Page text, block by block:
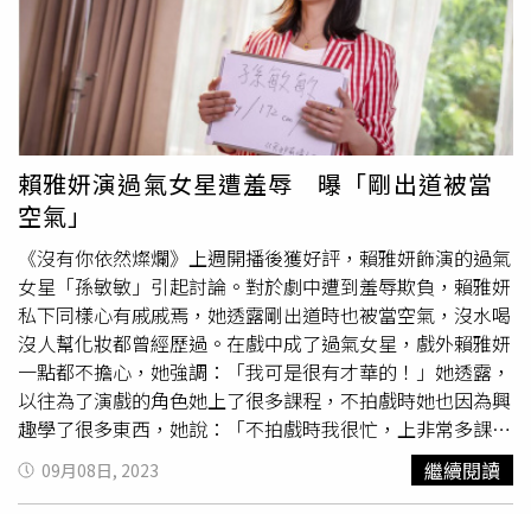
傻萌感，「她一個不經意的小動作，會覺得天啊好可愛，非
常期待接下來的對戲，也期許這次的演出能呈現自己不同的
樣貌。」資深演員狄志杰一改溫和形象，挑戰綁架犯致和一
角，狄志杰提到最挑戰的是角色的不幸福，「所以會更珍惜
自己真實擁有的一切，之前也較少演出這一類的角色，希望
能讓大家看見我表演的另一面。」李宗霖再度披上制服飾演
高中生承雋，角色出場雖然不多，卻有著豐富細膩的心理層
次，對於逆齡演出高中生，李宗霖笑稱：「我就是一個有著
三十歲歷練，十三歲熱情的人。」
材」遭劇組同仁嘲笑，她回憶某次為戲拍攝花絮時，在鏡頭
前被虧：「因為劇組伙食好，越吃越大隻。」從高中就是偏
厚片體型的她說當下完全不知道怎麼反應，還跟著在鏡頭前
陪笑，「結果回家後忍不住哭了。」而面對被別人在鏡頭前
嘲笑，她感覺所有努力都白費了，但也因此體悟到不論有意
或無心，都不要隨意批評別人的外型。對於在過去遇上不公
平的對待，卻在劇中飾演強勢主管楊宥欣的紀培慧認為自己
的個性有變直接一點，「若是再遇到一次同樣的情況，我可
能會直接表明這樣讓人很受傷，若對方還是持續嘲笑，我就
會在鏡頭前賞她一個大大的白眼走掉。」在《沒有你依然燦
爛》飾演「金若希」的孫可芳親眼抓包丈夫出軌。（圖／時
創影業）《沒有你依然燦爛》的女性個個堅強又有個性，反
觀男主角之一的邱凱偉，在劇中堅持與妻子離婚，離婚後又
立刻勾搭鍾瑶飾演的「趙彗星」，被冠上「渣男」封號。對
於劇中角色的感情觀，邱凱偉認為世健和若希的婚姻狀況已
出現瓶頸，兩人離婚之後才和趙彗星展開另外一段感情，
「比較算是無縫接軌」，但在這樣的情況下開啟另外一段感
賴雅妍演過氣女星遭羞辱 曝「剛出道被當
空氣」
《沒有你依然燦爛》上週開播後獲好評，賴雅妍飾演的過氣
女星「孫敏敏」引起討論。對於劇中遭到羞辱欺負，賴雅妍
私下同樣心有戚戚焉，她透露剛出道時也被當空氣，沒水喝
沒人幫化妝都曾經歷過。在戲中成了過氣女星，戲外賴雅妍
一點都不擔心，她強調：「我可是很有才華的！」她透露，
以往為了演戲的角色她上了很多課程，不拍戲時她也因為興
趣學了很多東西，她說：「不拍戲時我很忙，上非常多課，
不當演員當咖啡師就夠了。」賴雅妍與庹宗華展開生命中交
集。（圖／時創影業）而簡嫚書飾演的「江以晴」和邱勝翊
09月08日, 2023 繼續閱讀